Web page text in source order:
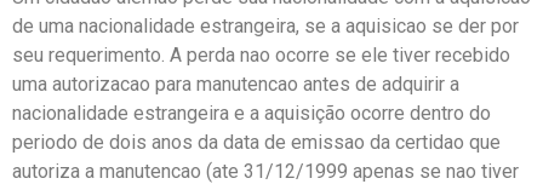
de uma nacionalidade estrangeira, se a aquisicao se der por
seu requerimento. A perda nao ocorre se ele tiver recebido
uma autorizacao para manutencao antes de adquirir a
nacionalidade estrangeira e a aquisição ocorre dentro do
periodo de dois anos da data de emissao da certidao que
autoriza a manutencao (ate 31/12/1999 apenas se nao tiver